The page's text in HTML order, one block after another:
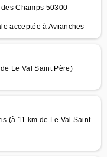
Champs 50300
acceptée à Avranches
Le Val Saint Père)
(à 11 km de Le Val Saint